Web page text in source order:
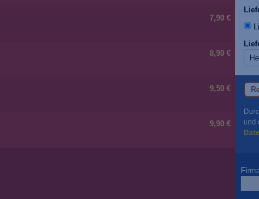
7,90 €
8,90 €
9,50 €
9,90 €
und